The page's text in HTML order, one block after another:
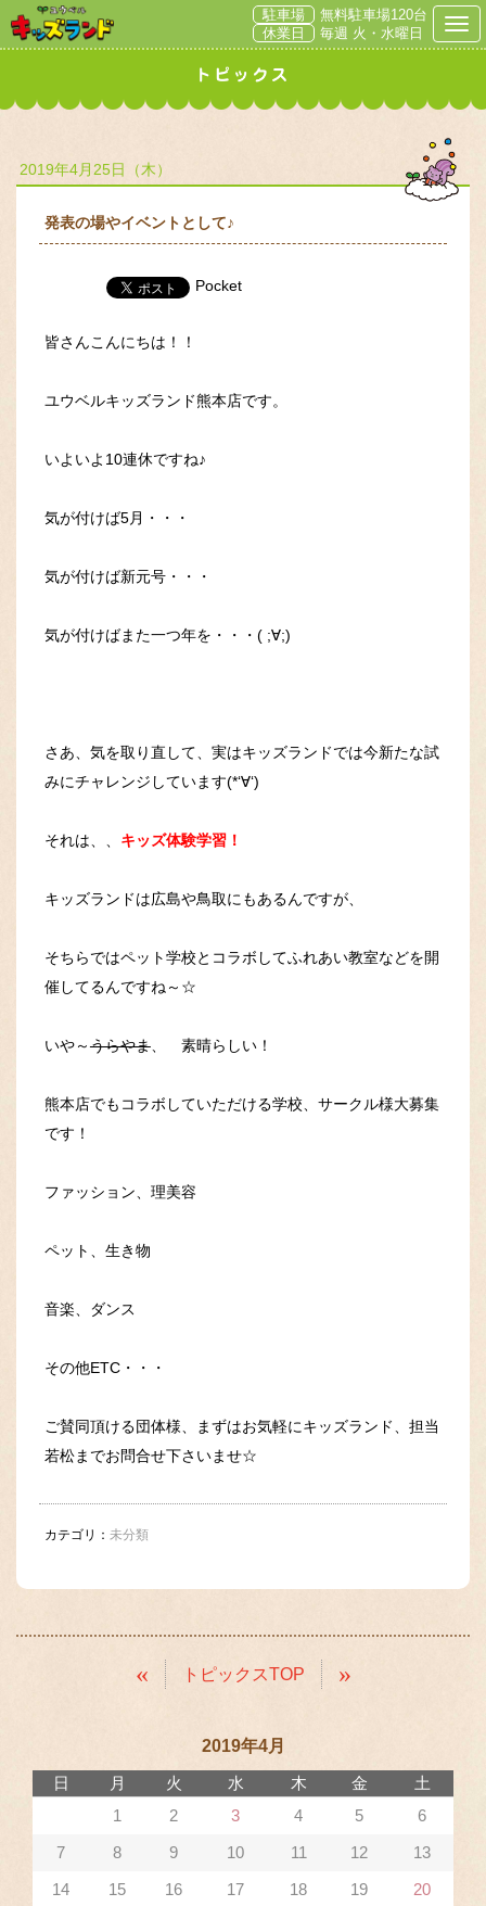
駐車場
無料駐車場120台
休業日
毎週 火・水曜日
2019年4月25日（木）
発表の場やイベントとして♪
Pocket
皆さんこんにちは！！
ユウベルキッズランド熊本店です。
いよいよ10連休ですね♪
気が付けば5月・・・
気が付けば新元号・・・
気が付けばまた一つ年を・・・( ;∀;)
さあ、気を取り直して、実はキッズランドでは今新たな試
みにチャレンジしています(*‘∀‘)
それは、、 キッズ体験学習！
キッズランドは広島や鳥取にもあるんですが、
そちらではペット学校とコラボしてふれあい教室などを開
催してるんですね～☆
いや～うらやま、 素晴らしい！
熊本店でもコラボしていただける学校、サークル様大募集
です！
ファッション、理美容
ペット、生き物
音楽、ダンス
その他ETC・・・
ご賛同頂ける団体様、まずはお気軽にキッズランド、担当
若松までお問合せ下さいませ☆
カテゴリ： 未分類
« トピックスTOP »
2019年4月
日 月 火 水 木 金 土
1 2 3 4 5 6
7 8 9 10 11 12 13
14 15 16 17 18 19 20